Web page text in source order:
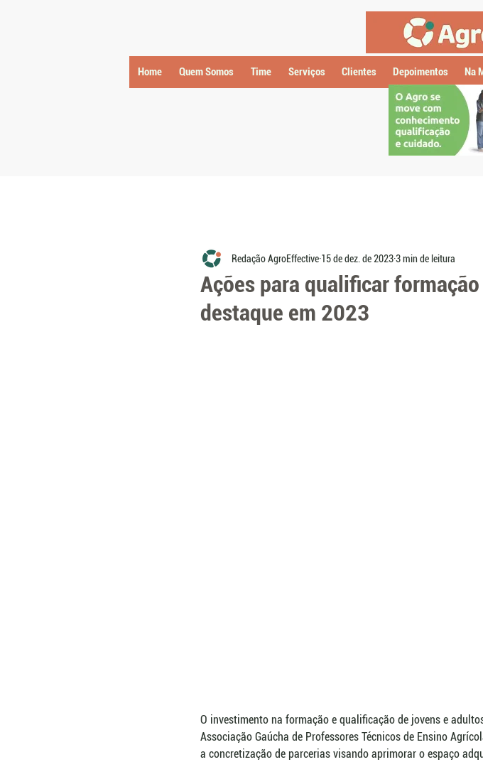
Home Quem Somos Time Serviços Clientes Depoimentos Na
Ações para qualificar
destaque em 2023
Redação AgroEffective 15 de dez. de 20233 min de leitura
O investimento na formação e qualificação de jovens e
Associação Gaúcha de Professores Técnicos de Ensino
a concretização de parcerias visando aprimorar o espaço